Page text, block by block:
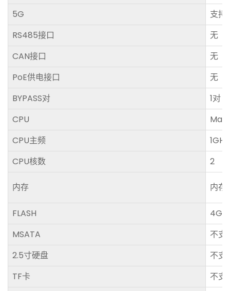
5G
支持
RS485接口
无
CAN接口
无
PoE供电接口
无
BYPASS对
1对
CPU
CPU主频
1GHz
CPU核数
2
内存 内存
FLASH
4GB
MSATA
不支
2.5寸硬盘
不支
TF卡
不支